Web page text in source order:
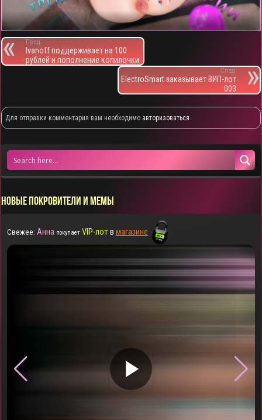
Пред.
Ivanoff поддерживает на 100
рублей и пополнение копилочки
След.
ElectroSmart заказывает ВИП-лот
003
Для отправки комментария вам необходимо авторизоваться
НОВЫЕ ПОКРОВИТЕЛИ И МЕМЫ
Свежее: Анна покупает VIP-лотвмагазине
▶